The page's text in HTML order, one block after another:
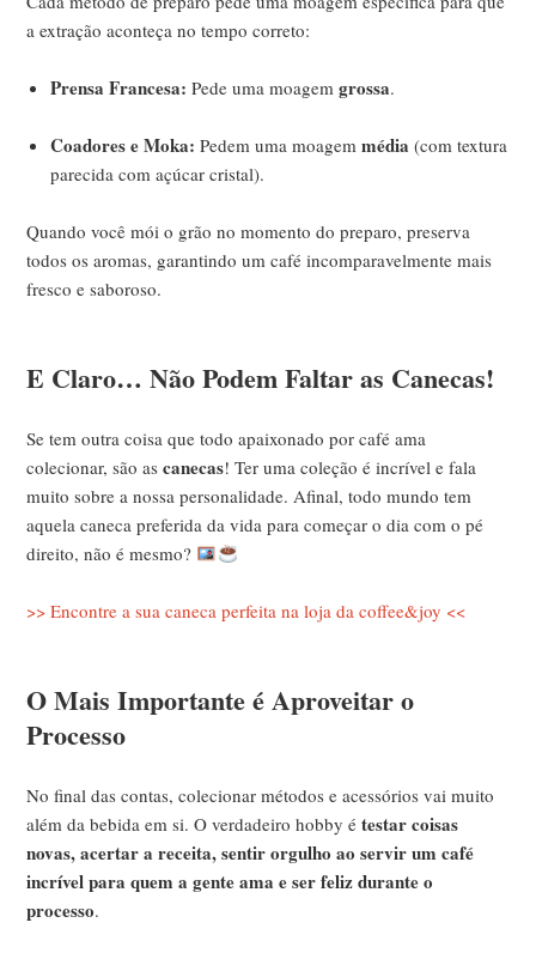
a extração aconteça no tempo correto:
Prensa Francesa: Pede uma moagemgrossa.
Coadores e Moka: Pedem uma moagemmédia (com textura
parecida com açúcar cristal).
Quando você mói o grão no momento do preparo, preserva
todos os aromas, garantindo um café incomparavelmente mais
fresco e saboroso.
E Claro… Não Podem Faltar as Canecas!
Se tem outra coisa que todo apaixonado por café ama
colecionar, são ascanecas! Ter uma coleção é incrível e fala
muito sobre a nossa personalidade. Afinal, todo mundo tem
aquela caneca preferida da vida para começar o dia com o pé
direito, não é mesmo?
>> Encontre a sua caneca perfeita na loja da coffee&joy <<
O Mais Importante é Aproveitar o
Processo
No final das contas, colecionar métodos e acessórios vai muito
além da bebida em si. O verdadeiro hobby étestar coisas
novas, acertar a receita, sentir orgulho ao servir um café
incrível para quem a gente ama e ser feliz durante o
processo.